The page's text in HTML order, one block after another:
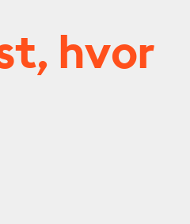
hvor